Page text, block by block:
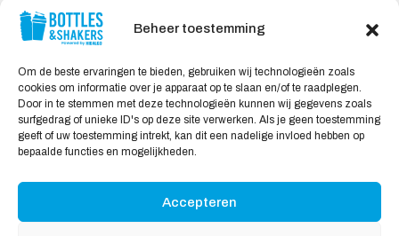
Beheer toestemming
Om de beste ervaringen te bieden, gebruiken wij technologieën zoals
cookies om informatie over je apparaat op te slaan en/of te raadplegen.
Door in te stemmen met deze technologieën kunnen wij gegevens zoals
surfgedrag of unieke ID's op deze site verwerken. Als je geen toestemming
geeft of uw toestemming intrekt, kan dit een nadelige invloed hebben op
bepaalde functies en mogelijkheden.
Accepteren
Contact
Levering & Retourneren
Veilig Shoppen
My account
Winkelwagen